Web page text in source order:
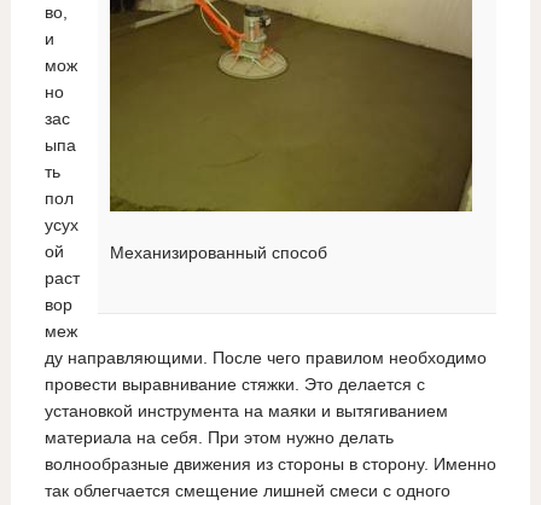
Механизированный способ
во,
и
мож
но
зас
ыпа
ть
пол
усух
ой
раст
вор
меж
ду направляющими. После чего правилом необходимо
провести выравнивание стяжки. Это делается с
установкой инструмента на маяки и вытягиванием
материала на себя. При этом нужно делать
волнообразные движения из стороны в сторону. Именно
так облегчается смещение лишней смеси с одного